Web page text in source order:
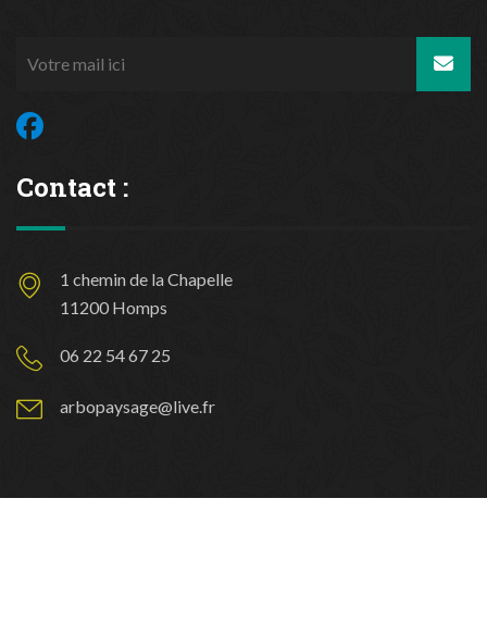
Contact :
1 chemin de la Chapelle
11200 Homps
06 22 54 67 25
arbopaysage@live.fr